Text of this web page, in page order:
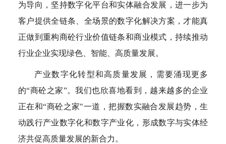
为导向，坚持数字化平台和实体融合发展，进一步为
客户提供全链条、全场景的数字化解决方案，才能真
正做到重构商砼行业价值链条和商业模式，持续推动
行业企业实现绿色、智能、高质量发展。
产业数字化转型和高质量发展，需要涌现更多
的“商砼之家”。我们也欣喜地看到，越来越多的企业
正在和“商砼之家"一道，把握数实融合发展趋势，生
动践行产业数字化和数字产业化，形成数字与实体经
济共促高质量发展的新合力。